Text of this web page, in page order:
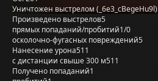
Уничтожен выстрелом (_6e3_cBegeHu9l)
Произведено выстрелов5
прямых попаданий/пробитий1/0
осколочно-фугасных повреждений5
Нанесение урона511
с дистанции свыше 300 м511
Получено попаданий1